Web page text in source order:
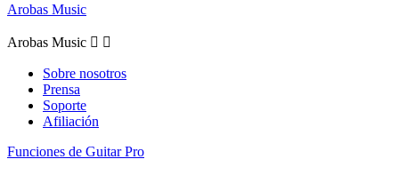
Arobas Music
Arobas Music  
Sobre nosotros
Prensa
Soporte
Afiliación
Funciones de Guitar Pro